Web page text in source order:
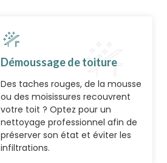
Démoussage de toiture
Des taches rouges, de la mousse
ou des moisissures recouvrent
votre toit ? Optez pour un
nettoyage professionnel afin de
préserver son état et éviter les
infiltrations.